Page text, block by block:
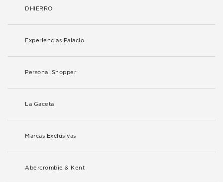
DHIERRO
Experiencias Palacio
Personal Shopper
La Gaceta
Marcas Exclusivas
Abercrombie & Kent